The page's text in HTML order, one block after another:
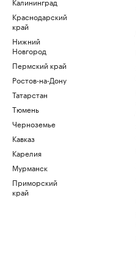
Краснодарский
край
Нижний
Новгород
Пермский край
Ростов-на-Дону
Татарстан
Тюмень
Черноземье
Кавказ
Карелия
Мурманск
Приморский
край